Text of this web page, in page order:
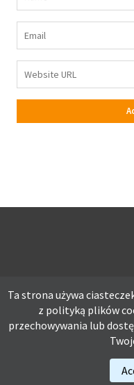
Ta strona używa
polityką plikówcookies.
dostępu do plików
Ta strona używa
z polityką plików
przechowywania lub